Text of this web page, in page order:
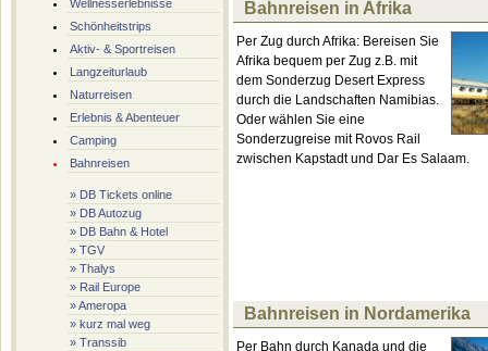
Wellnesserlebnisse
Schönheitstrips
Aktiv- & Sportreisen
Langzeiturlaub
Naturreisen
Erlebnis & Abenteuer
Camping
Bahnreisen
» DB Tickets online
» DB Autozug
» DB Bahn & Hotel
» TGV
» Thalys
» Rail Europe
» Ameropa
» kurz mal weg
» Transsib
Bahnreisen in Afrika
Per Zug durch Afrika: Bereisen Sie
Afrika bequem per Zug z.B. mit
dem Sonderzug Desert Express
durch die Landschaften Namibias.
Oder wählen Sie eine
Sonderzugreise mit Rovos Rail
zwischen Kapstadt und Dar Es Salaam.
Bahnreisen in Nordamerika
Per Bahn durch Kanada und die